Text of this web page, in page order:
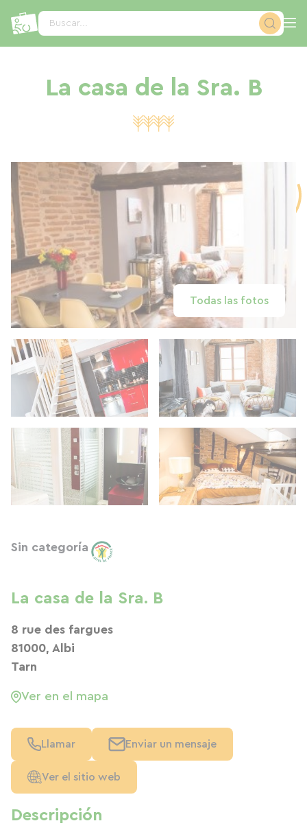
Buscar...
La casa de la Sra. B
Todas las fotos
Descripción
Sin categoría
La casa de la Sra. B
8 rue des fargues
81000, Albi
Tarn
Ver en el mapa
Llamar Enviar un mensaje
Ver el sitio web
Panel de gestión de cookies